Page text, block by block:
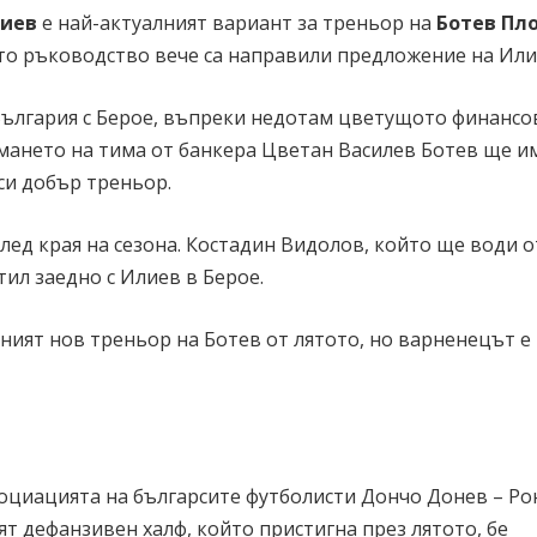
е най-актуалният вариант за треньор на Ботев
ръководство вече са направили предложение на
с Берое, въпреки недотам цветущото
на тима от банкера Цветан Василев Ботев ще
добър треньор.
края на сезона. Костадин Видолов, който ще води
заедно с Илиев в Берое.
нов треньор на Ботев от лятото, но варненецът
на българсите футболисти Дончо Донев –
дефанзивен халф, който пристигна през лятото, бе